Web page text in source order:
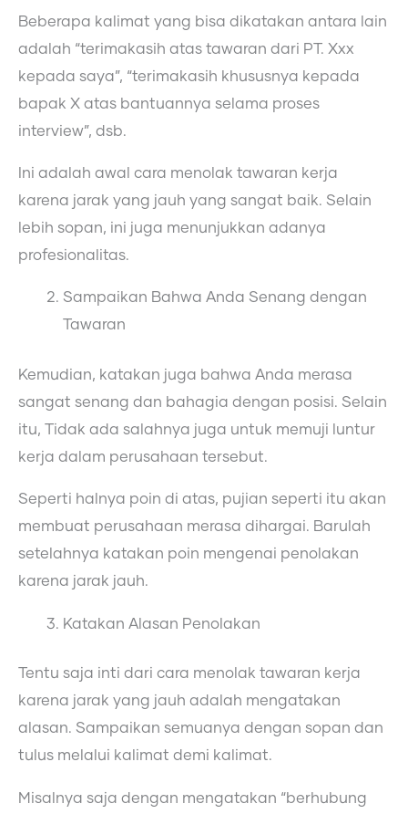
Beberapa kalimat yang bisa dikatakan antara lain
adalah “terimakasih atas tawaran dari PT. Xxx
kepada saya”, “terimakasih khususnya kepada
bapak X atas bantuannya selama proses
interview”, dsb.
Ini adalah awal cara menolak tawaran kerja
karena jarak yang jauh yang sangat baik. Selain
lebih sopan, ini juga menunjukkan adanya
profesionalitas.
Sampaikan Bahwa Anda Senang dengan
Tawaran
Kemudian, katakan juga bahwa Anda merasa
sangat senang dan bahagia dengan posisi. Selain
itu, Tidak ada salahnya juga untuk memuji luntur
kerja dalam perusahaan tersebut.
Seperti halnya poin di atas, pujian seperti itu akan
membuat perusahaan merasa dihargai. Barulah
setelahnya katakan poin mengenai penolakan
karena jarak jauh.
Katakan Alasan Penolakan
Tentu saja inti dari cara menolak tawaran kerja
karena jarak yang jauh adalah mengatakan
alasan. Sampaikan semuanya dengan sopan dan
tulus melalui kalimat demi kalimat.
Misalnya saja dengan mengatakan “berhubung